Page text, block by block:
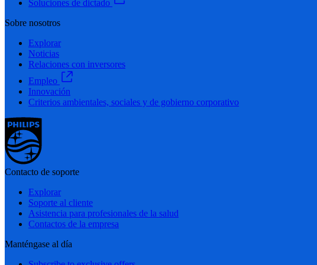
Soluciones de dictado
Sobre nosotros
Explorar
Noticias
Relaciones con inversores
Empleo
Innovación
Criterios ambientales, sociales y de gobierno corporativo
Contacto de soporte
Explorar
Soporte al cliente
Asistencia para profesionales de la salud
Contactos de la empresa
Manténgase al día